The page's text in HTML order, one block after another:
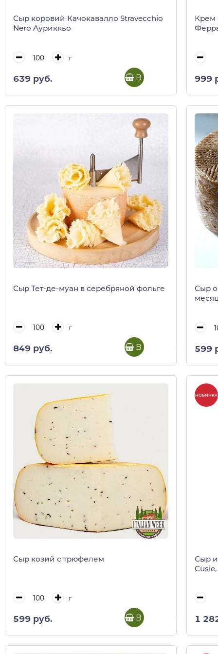
Сыр коровий Качокавалло Stravecchio
Nero Ауриккьо
г
639 руб. В корзину
Крем
999
Сыр Тет-де-муан в серебряной фольге
г
849 руб. В корзину
Сыр
599
Сыр козий с трюфелем
г
599 руб. В корзину
НОВИНКА
Сыр
1